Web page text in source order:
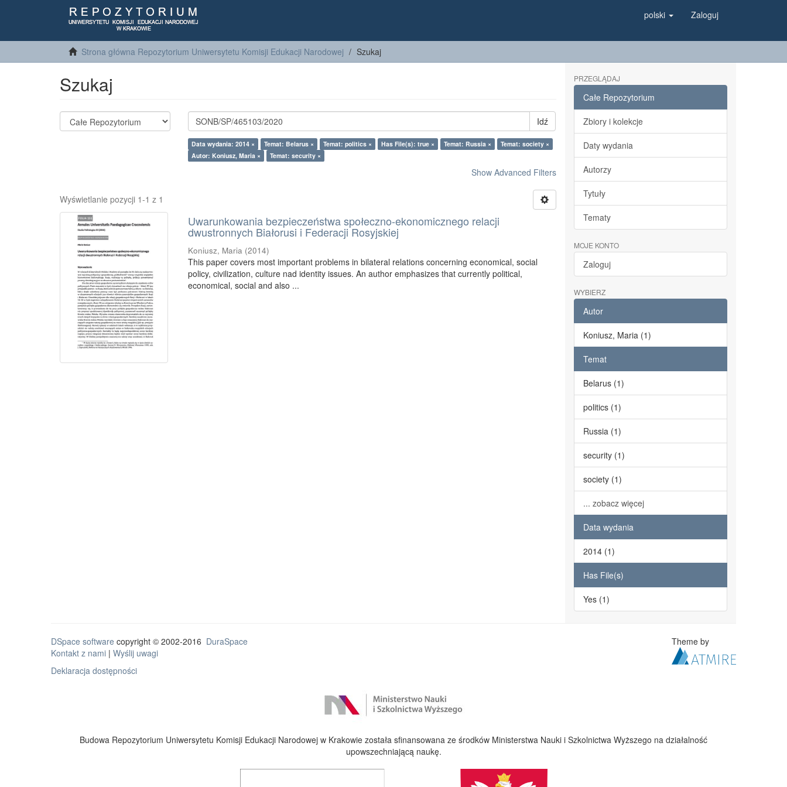
polski Zaloguj
Strona główna Repozytorium Uniwersytetu Komisji Edukacji Narodowej Szukaj
Szukaj
Idź
Data wydania: 2014 × Temat: Belarus × Temat: politics × Has File(s): true × Temat: Russia ×
Temat: society ×
Autor: Koniusz, Maria ×
Temat: security ×
Show Advanced Filters
Wyświetlanie pozycji 1-1 z 1
Uwarunkowania bezpieczeństwa społeczno-ekonomicznego relacji
dwustronnych Białorusi i Federacji Rosyjskiej
Koniusz, Maria (2014)
This paper covers most important problems in bilateral relations concerning economical, social
policy, civilization, culture nad identity issues. An author emphasizes that currently political,
economical, social and also ...
PRZEGLĄDAJ
Całe Repozytorium
Zbiory i kolekcje
Daty wydania
Autorzy
Tytuły
Tematy
MOJE KONTO
Zaloguj
WYBIERZ
Autor
Koniusz, Maria (1)
Temat
Belarus (1)
politics (1)
Russia (1)
security (1)
society (1)
... zobacz więcej
Data wydania
2014 (1)
Has File(s)
Yes (1)
DSpace software copyright © 2002-2016 DuraSpace
Kontakt z nami | Wyślij uwagi
Deklaracja dostępności
Theme by
Budowa Repozytorium Uniwersytetu Komisji Edukacji Narodowej w Krakowie została sfinansowana ze środków Ministerstwa Nauki i Szkolnictwa Wyższego na działalność
upowszechniającą naukę.